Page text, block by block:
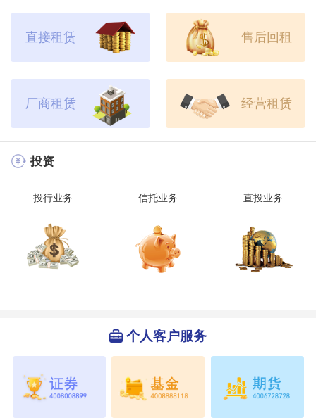
直接租赁 售后回租
厂商租赁 经营租赁
投资
投行业务 信托业务 直投业务
个人客户服务